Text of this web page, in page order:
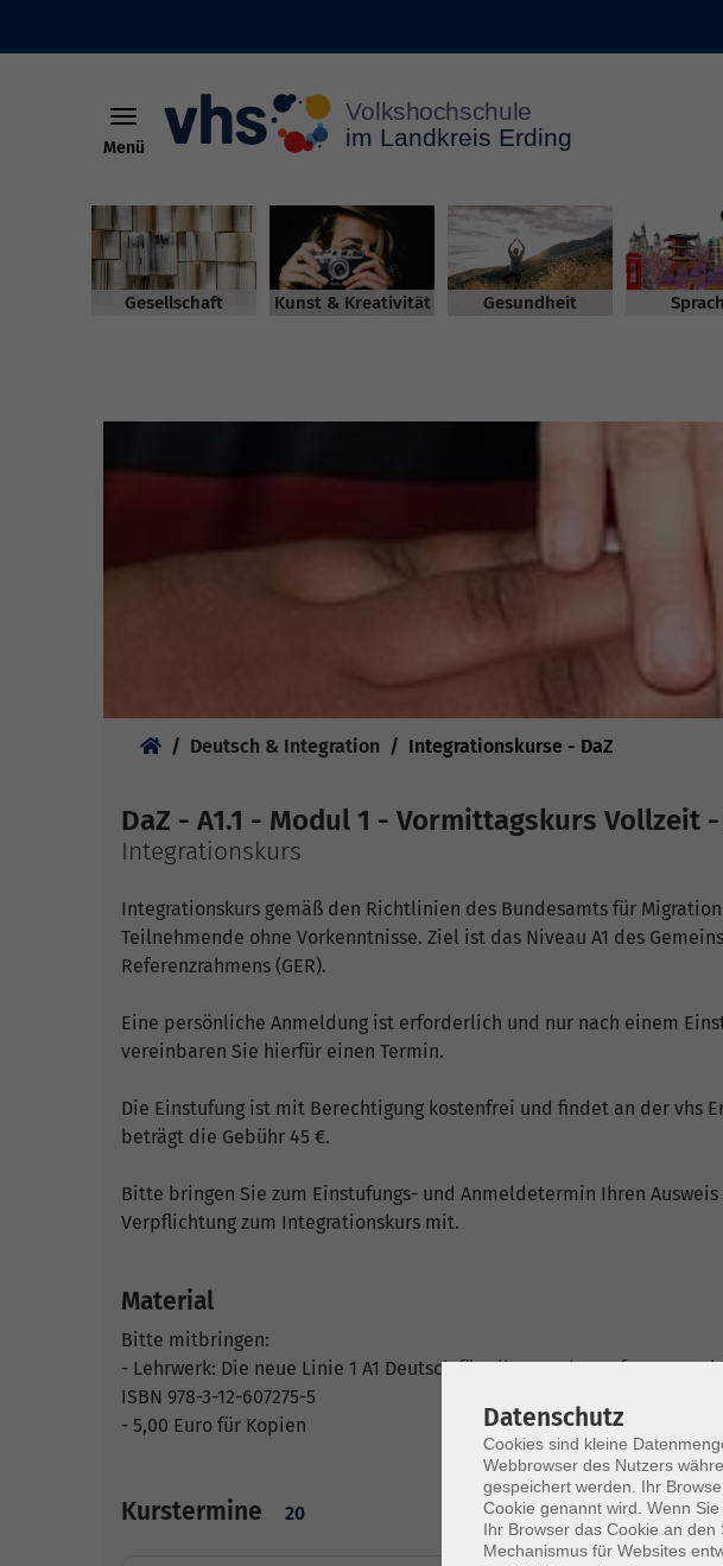
Menü
Gesellschaft Kunst & Kreativität Gesundheit
Deutsch & Integration Integrationskurse - DaZ
DaZ - A1.1 - Modul 1 - Vormittagskurs
Integrationskurs
Integrationskurs gemäß den Richtlinien des Bundesamts für
Teilnehmende ohne Vorkenntnisse. Ziel ist das Niveau A1 des
Referenzrahmens (GER).
Eine persönliche Anmeldung ist erforderlich und nur nach einem
vereinbaren Sie hierfür einen Termin.
Die Einstufung ist mit Berechtigung kostenfrei und findet an der vhs
beträgt die Gebühr 45 €.
Bitte bringen Sie zum Einstufungs- und Anmeldetermin Ihren
Verpflichtung zum Integrationskurs mit.
Material
Bitte mitbringen:
- Lehrwerk: Die neue Linie 1 A1 Deutsch für Alltag und Beruf, Kurs- und
ISBN 978-3-12-607275-5
- 5,00 Euro für Kopien
Kurstermine 20
Datenschutz
Cookies sind kleine
Webbrowser des Nutzers
gespeichert werden. Ihr
Cookie genannt wird. Wenn
Ihr Browser das Cookie an
Mechanismus für Websites